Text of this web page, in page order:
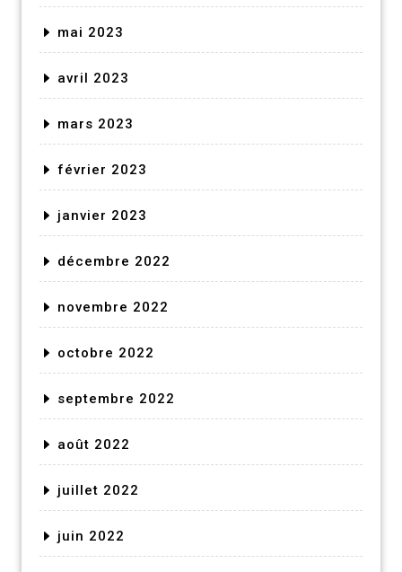
mai 2023
avril 2023
mars 2023
février 2023
janvier 2023
décembre 2022
novembre 2022
octobre 2022
septembre 2022
août 2022
juillet 2022
juin 2022